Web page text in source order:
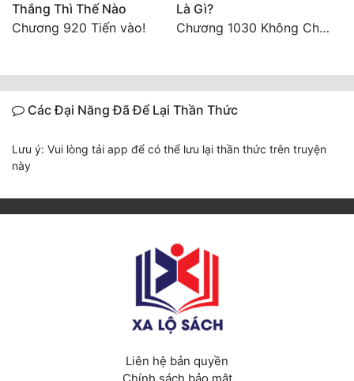
Thắng Thì Thế Nào
Chương 920 Tiến vào!
Là Gì?
Chương 1030 Không Chi Hoàng Nguyên Đại Hư
Các Đại Năng Đã Để Lại Thần Thức
Lưu ý: Vui lòng tải app để có thể lưu lại thần thức trên truyện
này
Liên hệ bản quyền